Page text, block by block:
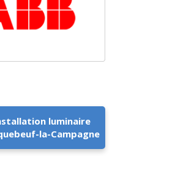
luminaire
la-Campagne